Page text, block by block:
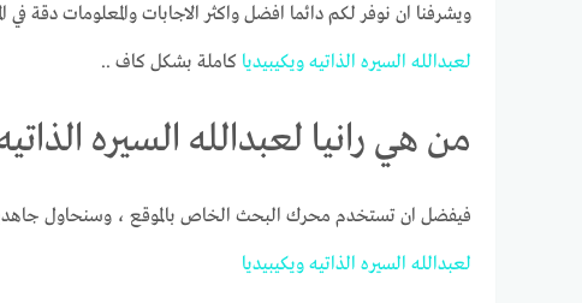
ويشرفنا ان نوفر لكم دائما افضل واكثر الاجابات والمعلومات دقة
لعبدالله السيره الذاتيه ويكيبيديا كاملة بشكل كاف ..
من هي رانيا لعبدالله السيره
فيفضل ان تستخدم محرك البحث الخاص بالموقع ، وسنحاول
لعبدالله السيره الذاتيه ويكيبيديا